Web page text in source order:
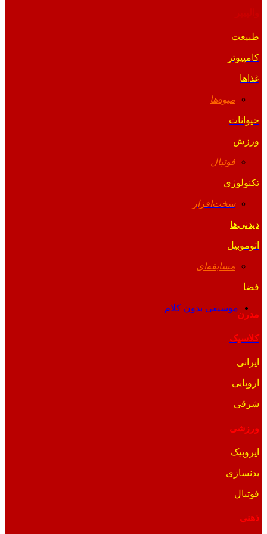
طبیعت
کامپیوتر
غذاها
میوه‌ها
حیوانات
ورزش
فوتبال
تکنولوژی
سخت‌افزار
دیدنی‌ها
اتوموبیل
مسابقه‌ای
فضا
موسیقی بدون کلام
مدرن
کلاسیک
ایرانی
اروپایی
شرقی
ورزشی
ایروبیک
بدنسازی
فوتبال
ذهنی